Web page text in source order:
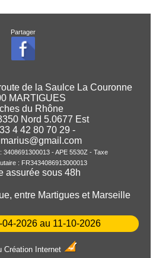
Partager
de la Saulce La Couronne
MARTIGUES
du Rhône
Nord 5.0677 Est
4 42 80 70 29 -
3408691300013 - APE 5530Z - Taxe
: FR3434086913000013
assurée sous 48h
entre Martigues et Marseille
2026 au 11-10-2026
Création Internet